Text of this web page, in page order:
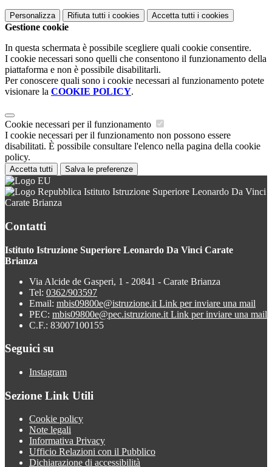
Personalizza Rifiuta tutti i cookies Accetta tutti i cookies
Gestione cookie
In questa schermata è possibile scegliere quali cookie consentire.
I cookie necessari sono quelli che consentono il funzionamento della
piattaforma e non è possibile disabilitarli.
Per conoscere quali sono i cookie necessari al funzionamento potete
visionare la COOKIE POLICY.
Cookie necessari per il funzionamento
I cookie necessari per il funzionamento non possono essere
disabilitati. È possibile consultare l'elenco nella pagina della cookie
policy.
Accetta tutti Salva le preferenze
Istituto Istruzione Superiore Leonardo Da Vinci
Carate Brianza
Contatti
Istituto Istruzione Superiore Leonardo Da Vinci Carate
Brianza
Via Alcide de Gasperi, 1 - 20841 - Carate Brianza
Tel: 0362/903597
Email: mbis09800e@istruzione.it Link per inviare una mail
PEC: mbis09800e@pec.istruzione.it Link per inviare una mail
C.F.: 83007100155
Seguici su
Instagram
Sezione Link Utili
Cookie policy
Note legali
Informativa Privacy
Ufficio Relazioni con il Pubblico
Dichiarazione di accessibilità